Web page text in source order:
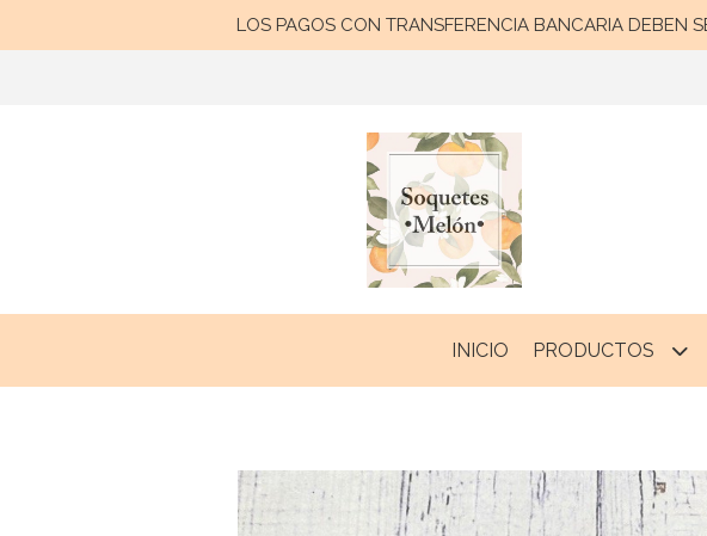
LOS PAGOS CON TRANSFERENCIA BANCARIA DEBEN
INICIO PRODUCTOS